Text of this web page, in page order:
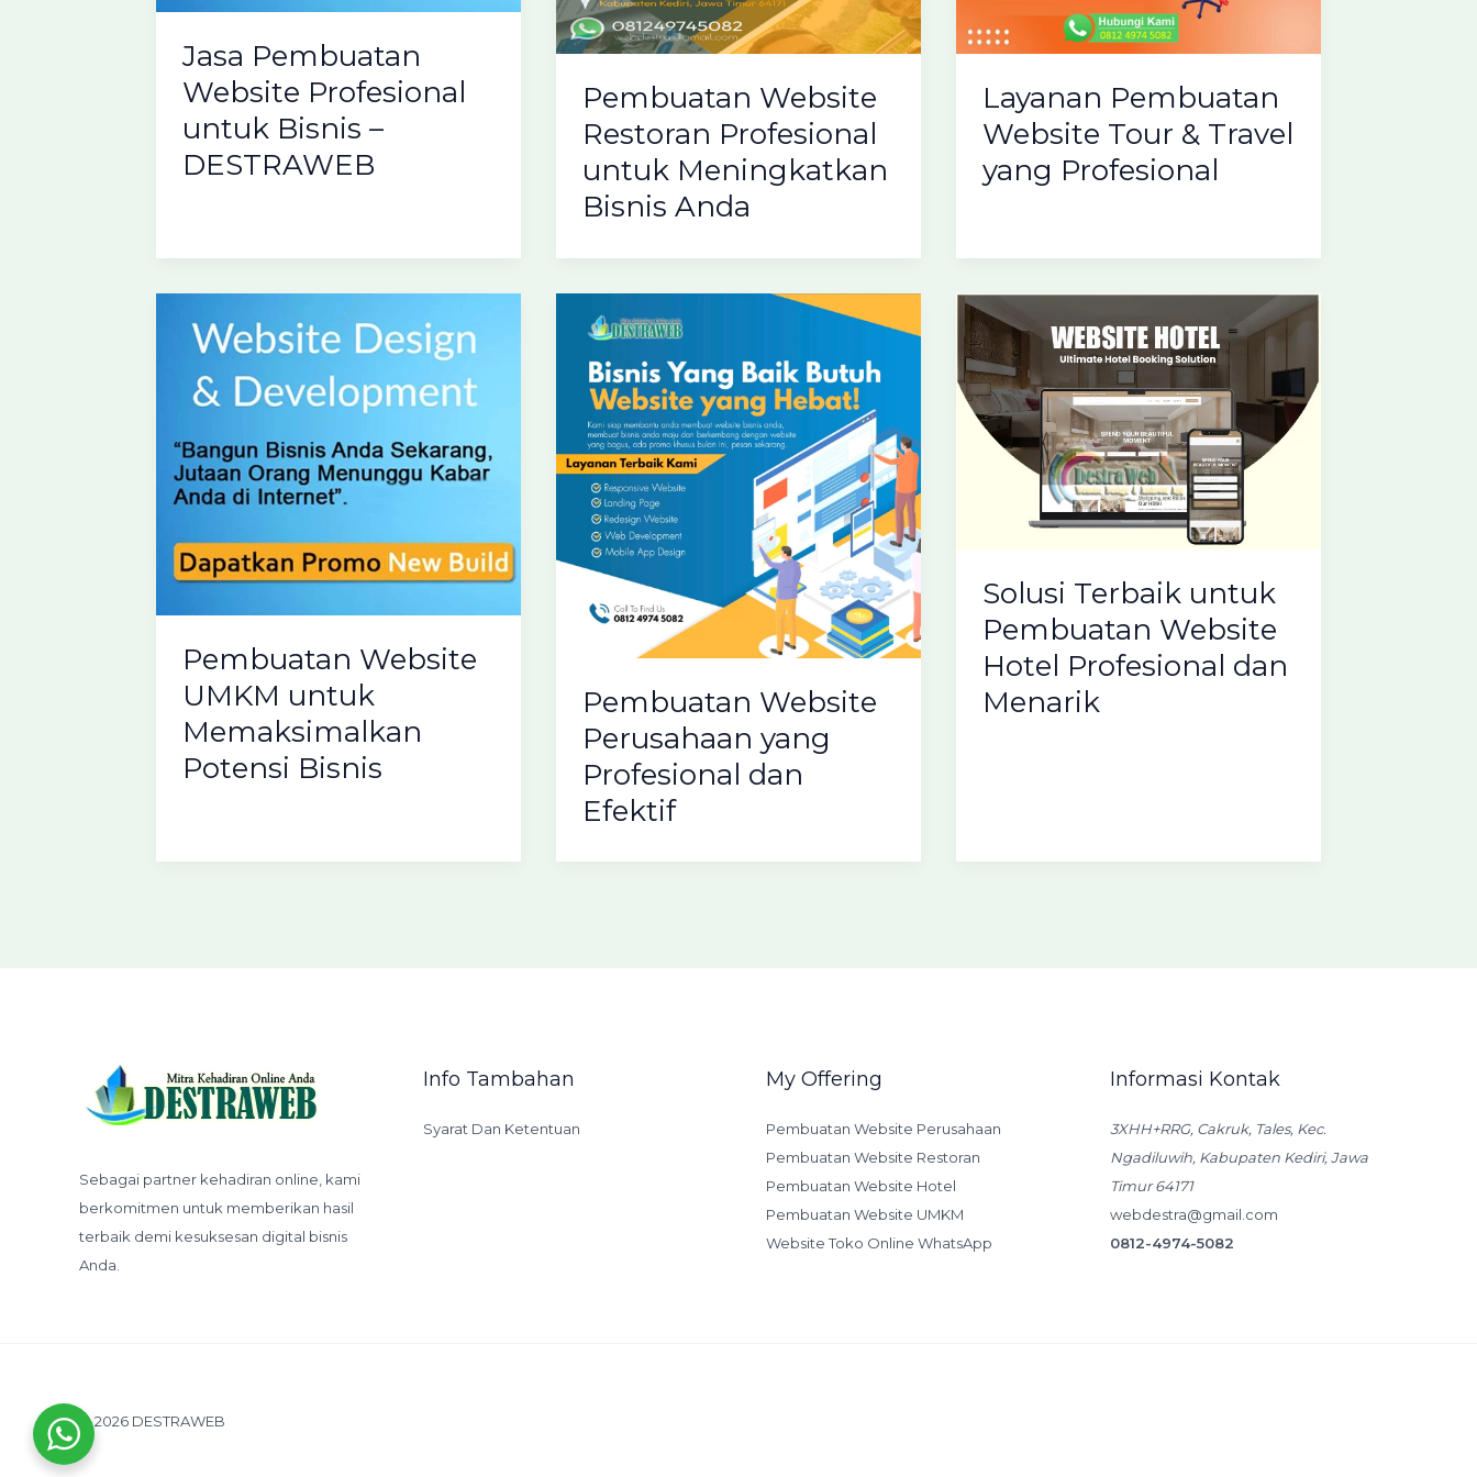
Jasa Pembuatan
Website Profesional
untuk Bisnis –
DESTRAWEB
Pembuatan Website
Restoran Profesional
untuk Meningkatkan
Bisnis Anda
Layanan Pembuatan
Website Tour & Travel
yang Profesional
Pembuatan Website
UMKM untuk
Memaksimalkan
Potensi Bisnis
Pembuatan Website
Perusahaan yang
Profesional dan
Efektif
Solusi Terbaik untuk
Pembuatan Website
Hotel Profesional dan
Menarik
Sebagai partner kehadiran online, kami
berkomitmen untuk memberikan hasil
terbaik demi kesuksesan digital bisnis
Anda.
Info Tambahan
Syarat Dan Ketentuan
My Offering
Pembuatan Website Perusahaan
Pembuatan Website Restoran
Pembuatan Website Hotel
Pembuatan Website UMKM
Website Toko Online WhatsApp
Informasi Kontak
3XHH+RRG, Cakruk, Tales, Kec.
Ngadiluwih, Kabupaten Kediri, Jawa
Timur 64171
webdestra@gmail.com
0812-4974-5082
© 2026 DESTRAWEB